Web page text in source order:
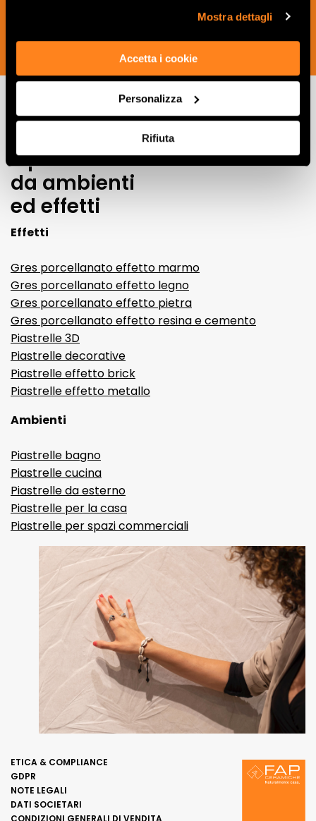
Mostra dettagli
Accetta i cookie
Personalizza
Rifiuta
ispirare
da ambienti
ed effetti
Effetti
Gres porcellanato effetto marmo
Gres porcellanato effetto legno
Gres porcellanato effetto pietra
Gres porcellanato effetto resina e cemento
Piastrelle 3D
Piastrelle decorative
Piastrelle effetto brick
Piastrelle effetto metallo
Ambienti
Piastrelle bagno
Piastrelle cucina
Piastrelle da esterno
Piastrelle per la casa
Piastrelle per spazi commerciali
ETICA & COMPLIANCE
GDPR
NOTE LEGALI
DATI SOCIETARI